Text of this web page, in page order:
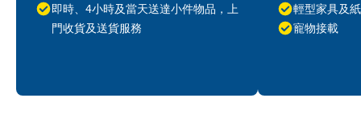
即時、4小時及當天送達小件物品，上
門收貨及送貨服務
輕型家具及
寵物接載